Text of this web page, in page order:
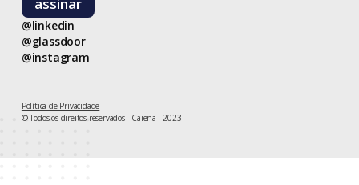
@linkedin
@glassdoor
@instagram
Política de Privacidade
© Todos os direitos reservados - Caiena - 2023